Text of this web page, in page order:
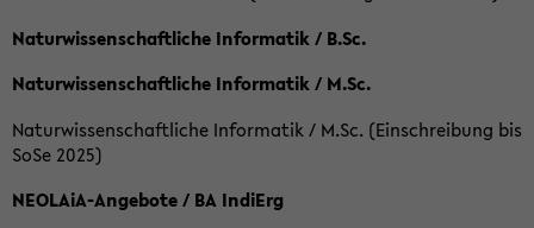
Naturwissenschaftliche Informatik / B.Sc.
Naturwissenschaftliche Informatik / M.Sc.
Naturwissenschaftliche Informatik / M.Sc. (Einschreibung bis
SoSe 2025)
NEOLAiA-Angebote / BA IndiErg